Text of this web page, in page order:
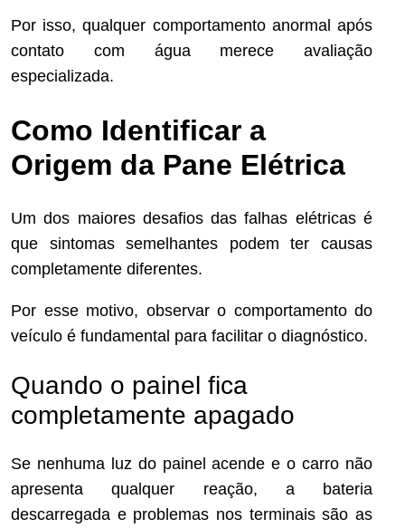
Por isso, qualquer comportamento anormal após
contato com água merece avaliação
especializada.
Como Identificar a
Origem da Pane Elétrica
Um dos maiores desafios das falhas elétricas é
que sintomas semelhantes podem ter causas
completamente diferentes.
Por esse motivo, observar o comportamento do
veículo é fundamental para facilitar o diagnóstico.
Quando o painel fica
completamente apagado
Se nenhuma luz do painel acende e o carro não
apresenta qualquer reação, a bateria
descarregada e problemas nos terminais são as